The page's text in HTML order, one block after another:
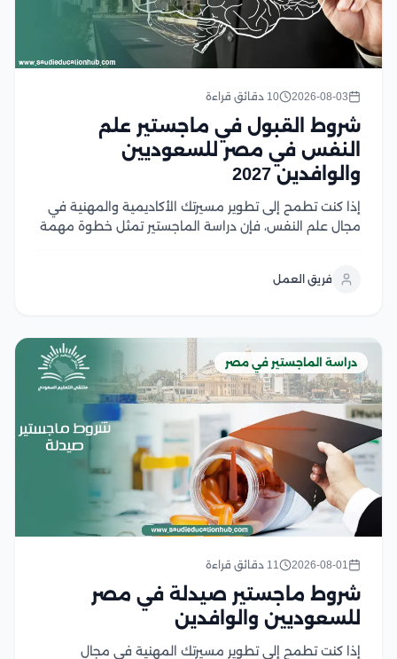
2026-08-03 10 دقائق قراءة
شروط القبول في ماجستير علم
النفس في مصر للسعوديين
والوافدين 2027
إذا كنت تطمح إلى تطوير مسيرتك الأكاديمية والمهنية في
مجال علم النفس، فإن دراسة الماجستير تمثل خطوة مهمة
استعدادك الكامل، وفي هذا المقال نستعرض...
فريق العمل
دراسة الماجستير في مصر
2026-08-01 11 دقائق قراءة
شروط ماجستير صيدلة في مصر
للسعوديين والوافدين
إذا كنت تطمح إلى تطوير مسيرتك المهنية في مجال